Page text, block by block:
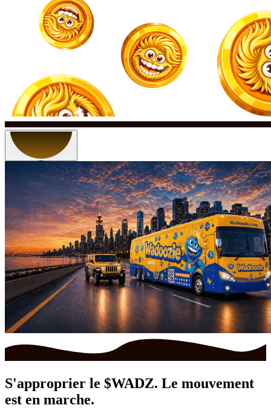
S'approprier le $WADZ. Le mouvement
est en marche.